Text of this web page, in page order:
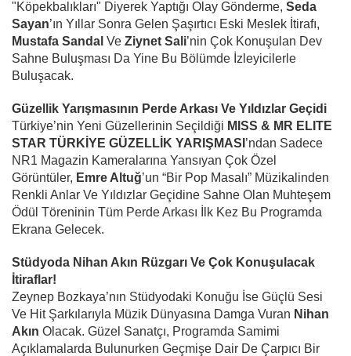
"Köpekbalıkları" Diyerek Yaptığı Olay Gönderme, Seda
Sayan’ın Yıllar Sonra Gelen Şaşırtıcı Eski Meslek İtirafı,
Mustafa Sandal Ve Ziynet Sali’nin Çok Konuşulan Dev
Sahne Buluşması Da Yine Bu Bölümde İzleyicilerle
Buluşacak.
Güzellik Yarışmasının Perde Arkası Ve Yıldızlar Geçidi
Türkiye’nin Yeni Güzellerinin Seçildiği MISS & MR ELITE
STAR TÜRKİYE GÜZELLİK YARIŞMASI ’ndan Sadece
NR1 Magazin Kameralarına Yansıyan Çok Özel
Görüntüler, Emre Altuğ’un “Bir Pop Masalı” Müzikalinden
Renkli Anlar Ve Yıldızlar Geçidine Sahne Olan Muhteşem
Ödül Töreninin Tüm Perde Arkası İlk Kez Bu Programda
Ekrana Gelecek.
Stüdyoda Nihan Akın Rüzgarı Ve Çok Konuşulacak
İtiraflar!
Zeynep Bozkaya’nın Stüdyodaki Konuğu İse Güçlü Sesi
Ve Hit Şarkılarıyla Müzik Dünyasına Damga Vuran Nihan
Akın Olacak. Güzel Sanatçı, Programda Samimi
Açıklamalarda Bulunurken Geçmişe Dair De Çarpıcı Bir